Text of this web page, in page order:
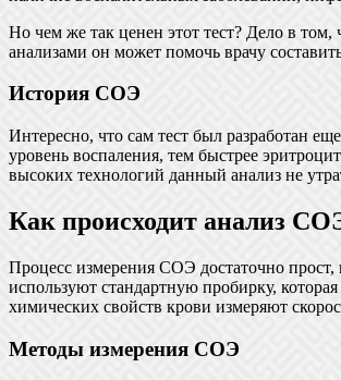
Но чем же так ценен этот тест? Дело в том,
анализами он может помочь врачу
История СОЭ
Интересно, что сам тест был разработан
уровень воспаления, тем быстрее
высоких технологий данный анализ не
Как происходит анализ
Процесс измерения СОЭ достаточно прост,
используют стандартную пробирку,
химических свойств крови измеряют
Методы измерения СОЭ